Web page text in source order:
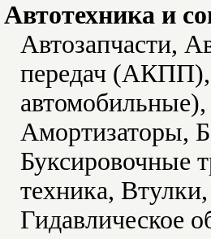
Автотехника и
Автозапчасти,
передач
Амортизаторы,
Буксировочные
техника,
Гидавлическое